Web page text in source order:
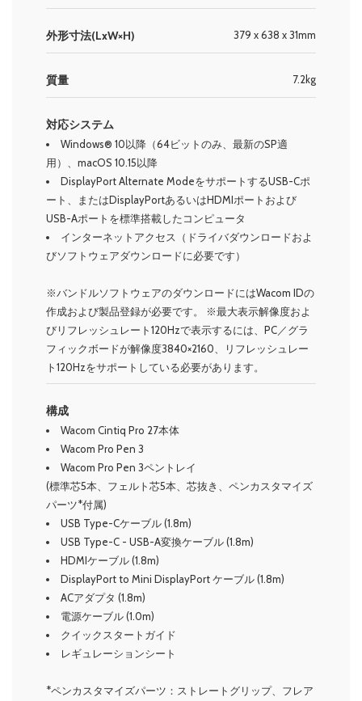
外形寸法(LxW×H) 379 x 638 x 31mm
質量 7.2kg
対応システム
Windows® 10以降（64ビットのみ、最新のSP適
用）、macOS 10.15以降
DisplayPort Alternate ModeをサポートするUSB-Cポ
ート、またはDisplayPortあるいはHDMIポートおよび
USB-Aポートを標準搭載したコンピュータ
インターネットアクセス（ドライバダウンロードおよ
びソフトウェアダウンロードに必要です）
※バンドルソフトウェアのダウンロードにはWacom IDの
作成および製品登録が必要です。
※最大表示解像度およ
びリフレッシュレート120Hzで表示するには、PC／グラ
フィックボードが解像度3840×2160、リフレッシュレー
ト120Hzをサポートしている必要があります。
構成
Wacom Cintiq Pro 27本体
Wacom Pro Pen 3
Wacom Pro Pen 3ペントレイ
(標準芯5本、フェルト芯5本、芯抜き、ペンカスタマイズ
パーツ*付属)
USB Type-Cケーブル (1.8m)
USB Type-C - USB-A変換ケーブル (1.8m)
HDMIケーブル (1.8m)
DisplayPort to Mini DisplayPort ケーブル (1.8m)
ACアダプタ (1.8m)
電源ケーブル (1.0m)
クイックスタートガイド
レギュレーションシート
*ペンカスタマイズパーツ：ストレートグリップ、フレア